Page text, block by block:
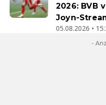
2026: BVB
Joyn-
05.08.2026 •
-